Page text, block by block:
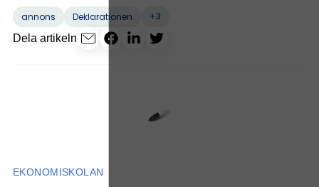
annons Deklarationen
+3
Dela artikeln
EKONOMISKOLAN